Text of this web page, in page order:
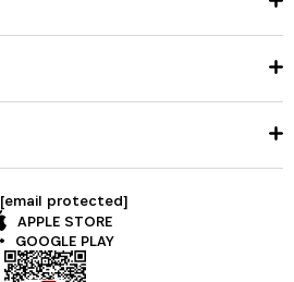
[email protected]
APPLE STORE
GOOGLE PLAY